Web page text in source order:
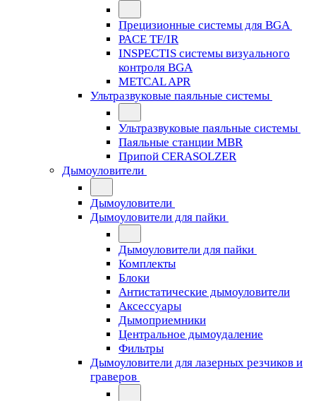
Прецизионные системы для BGA
PACE TF/IR
INSPECTIS системы визуального
контроля BGA
METCAL APR
Ультразвуковые паяльные системы
Ультразвуковые паяльные системы
Паяльные станции MBR
Припой CERASOLZER
Дымоуловители
Дымоуловители
Дымоуловители для пайки
Дымоуловители для пайки
Комплекты
Блоки
Антистатические дымоуловители
Аксессуары
Дымоприемники
Центральное дымоудаление
Фильтры
Дымоуловители для лазерных резчиков и
граверов